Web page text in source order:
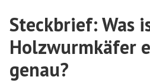
Steckbrief: Was
Holzwurmkäfer
genau?